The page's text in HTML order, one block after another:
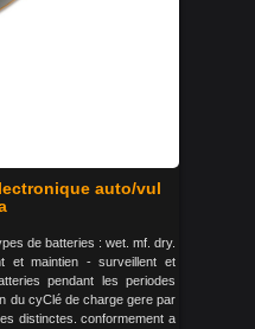
auto/vul
de batteries : wet. mf. dry.
et maintien - surveillent et
pendant les periodes
du cyClé de charge gere par
distinctes. conformement a